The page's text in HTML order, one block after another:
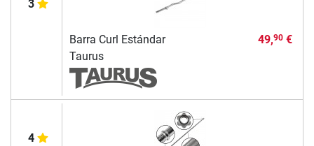
3
Barra Curl Estándar
Taurus
49,90€
4